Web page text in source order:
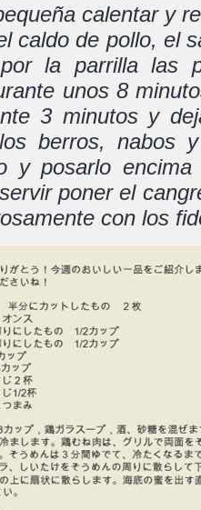
calentar y
caldo de pollo, el
la parrilla las
unos 8
3 minutos y
berros, nabos
y posarlo
poner el
con los